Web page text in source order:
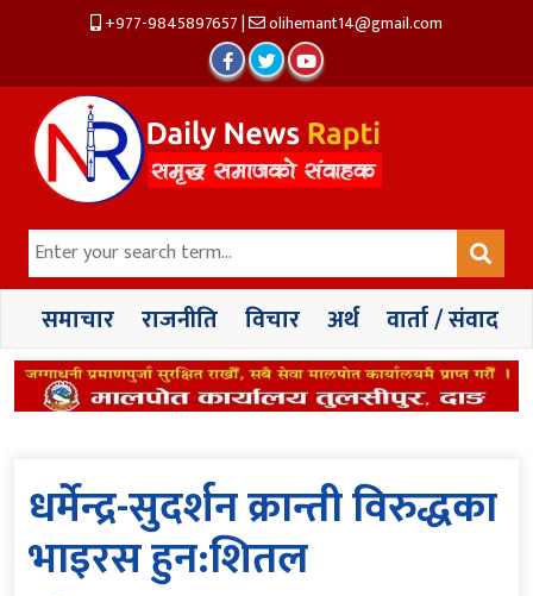
+977-9845897657| olihemant14@gmail.com
समाचार राजनीति विचार अर्थ वार्ता / संवाद
धर्मेन्द्र-सुदर्शन क्रान्ती विरुद्धका
भाइरस हुन:शितल